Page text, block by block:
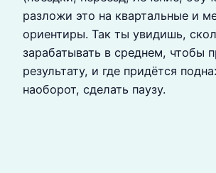
разложи это на квартальные и
ориентиры. Так ты увидишь,
зарабатывать в среднем, чтобы
результату, и где придётся
наоборот, сделать паузу.